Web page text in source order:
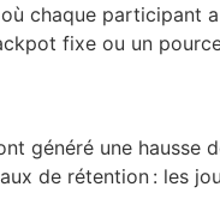
chaque participant
fixe ou un
généré une hausse
de rétention : les